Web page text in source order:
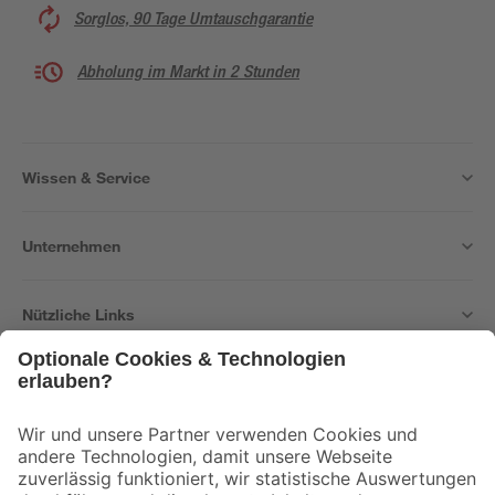
Sorglos, 90 Tage Umtauschgarantie
Abholung im Markt in 2 Stunden
Wissen & Service
Unternehmen
Nützliche Links
Der toom Newsletter: Keine Angebote und Aktionen mehr verpassen!
Zur Newsletter Anmeldung